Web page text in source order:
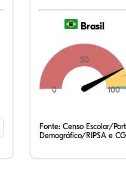
Brasil
0
50
100
Fonte: Censo Escolar/
Demográfico/RIPSA e
35,21%
16,10%
0,42%
47,23%
0,14%
0,90%
35,47%
7,72%
0,47%
54,20%
0,83%
1,31%